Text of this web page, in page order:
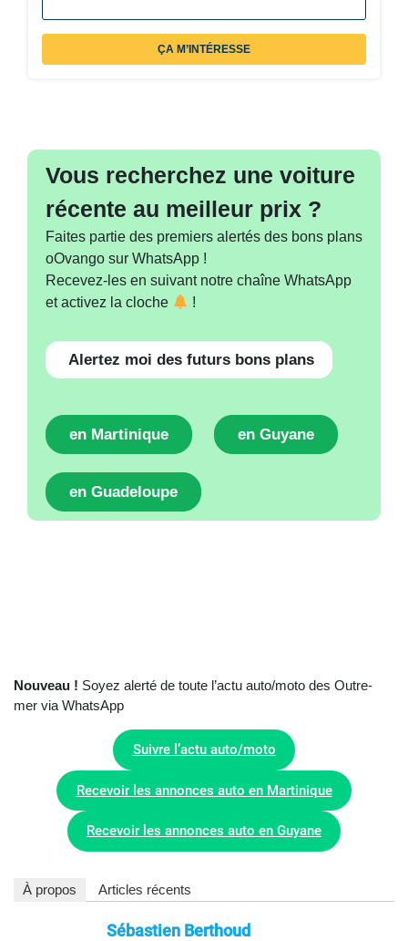
ÇA M’INTÉRESSE
Vous recherchez une voiture
récente au meilleur prix ?
Faites partie des premiers alertés des bons plans
oOvango sur WhatsApp !
Recevez-les en suivant notre chaîne WhatsApp
et activez la cloche
!
Alertez moi des futurs bons plans
en Martinique en Guyane
en Guadeloupe
Nouveau ! Soyez alerté de toute l’actu auto/moto des Outre-
mer via WhatsApp
Suivre l’actu auto/moto
Recevoir les annonces auto en Martinique
Recevoir les annonces auto en Guyane
À propos Articles récents
Sébastien Berthoud